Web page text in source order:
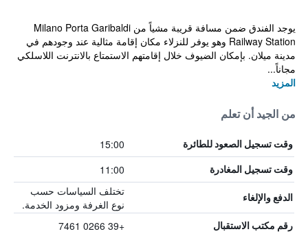
يوجد الفندق ضمن مسافة قريبة مشياً من Milano Porta Garibaldi
Railway Station وهو يوفر للنزلاء مكان إقامة مثالية عند وجودهم في
مدينة ميلان. بإمكان الضيوف خلال إقامتهم الاستمتاع بالانترنت اللاسلكي
مجاناً...
المزيد
من الجيد أن تعلم
وقت تسجيل الصعود للطائرة 15:00
وقت تسجيل المغادرة 11:00
الدفع والإلغاء
تختلف السياسات حسب
نوع الغرفة ومزود الخدمة.
رقم مكتب الاستقبال +39 0266 7461